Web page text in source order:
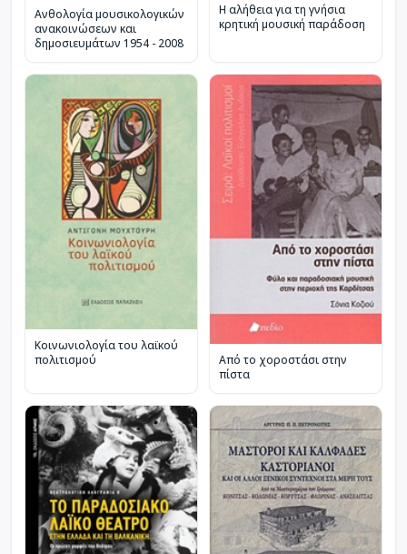
Ανθολογία μουσικολογικών
ανακοινώσεων και
δημοσιευμάτων 1954 - 2008
Η αλήθεια για τη γνήσια
κρητική μουσική παράδοση
Κοινωνιολογία του λαϊκού
πολιτισμού
Από το χοροστάσι στην
πίστα